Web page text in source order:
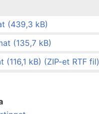
(439,3 kB)
(135,7 kB)
kB) (ZIP-et RTF fil)